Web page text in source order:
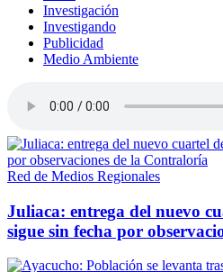
Investigación
Investigando
Publicidad
Medio Ambiente
Red de Medios Regionales
Juliaca: entrega del nuevo
sigue sin fecha por